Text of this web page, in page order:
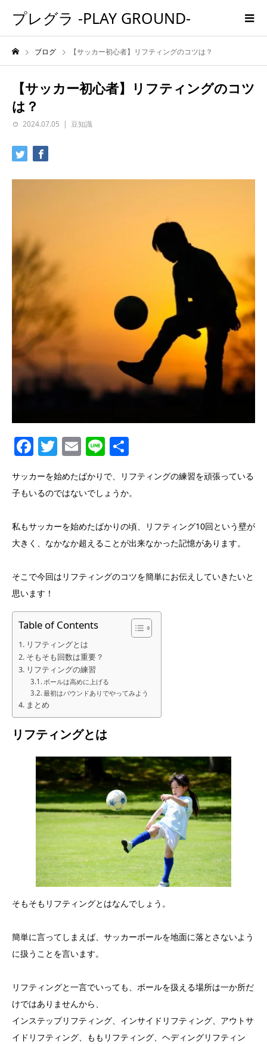
プレグラ -PLAY GROUND-
ブログ 【サッカー初心者】リフティングのコツは？
【サッカー初心者】リフティングのコツ
は？
2024.07.05 豆知識
Facebook
Twitter
Email
Line
サッカーを始めたばかりで、リフティングの練習を頑張っている
子もいるのではないでしょうか。
私もサッカーを始めたばかりの頃、リフティング10回という壁が
大きく、なかなか超えることが出来なかった記憶があります。
そこで今回はリフティングのコツを簡単にお伝えしていきたいと
思います！
Table of Contents
リフティングとは
そもそも回数は重要？
リフティングの練習
ボールは高めに上げる
最初はバウンドありでやってみよう
まとめ
リフティングとは
そもそもリフティングとはなんでしょう。
簡単に言ってしまえば、サッカーボールを地面に落とさないよう
に扱うことを言います。
リフティングと一言でいっても、ボールを扱える場所は一か所だ
けではありませんから、
インステップリフティング、インサイドリフティング、アウトサ
イドリフティング、ももリフティング、ヘディングリフティン